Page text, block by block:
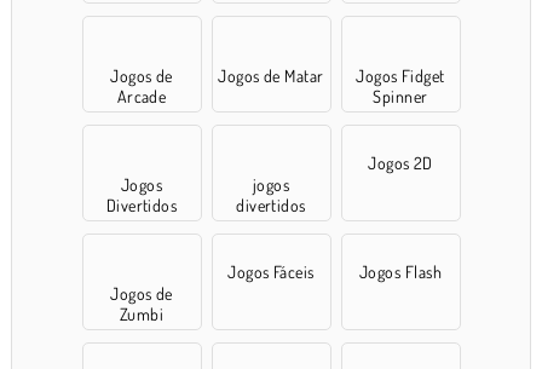
Jogos de
Arcade
Jogos de Matar
Jogos Fidget
Spinner
Jogos
Divertidos
jogos
divertidos
Jogos 2D
Jogos de
Zumbi
Jogos Fáceis Jogos Flash